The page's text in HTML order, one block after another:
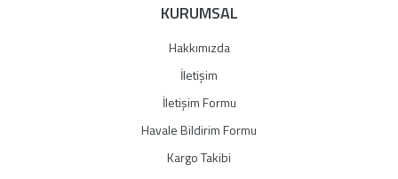
Ürün fiyatı diğer sitelerden daha pahalı.
Gönder
KURUMSAL
Hakkımızda
İletişim
İletişim Formu
Havale Bildirim Formu
Kargo Takibi